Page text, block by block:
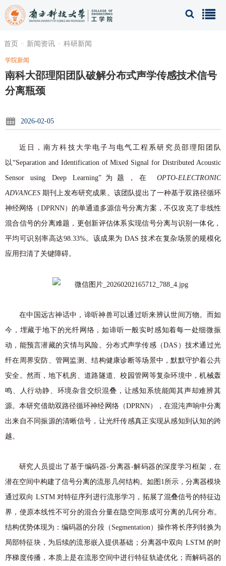
学院新闻
首页 新闻资讯 科研新闻
南科大邵理阳团队破解分布式声学传感技术信号
分离瓶颈
2026-02-05
近日，南方科技大学电子与电气工程系研究员邵理阳团队
以“Separation and Identification of Mixed Signal for Distributed Acoustic
Sensor using Deep Learning”为题，在 OPTO-ELECTRONIC
ADVANCES期刊上发布研究成果。该团队提出了一种基于双路径循环
神经网络（DPRNN）的单通道多源信号分离方案，不仅攻克了非线性
混合信号的分离难题，更创新评估体系实现信号分离与识别一体化，
平均可识别率高达98.33%。该成果为 DAS 技术在复杂场景的规模化
应用扫清了关键障碍。
在中国远古神话中，谛听神兽可以通过听来辨认世间万物。而如
今，埋藏于地下的光纤网络，如谛听一般实时感知着每一处细微振
动，能预言潜藏的灾情与风险。分布式声学传感（DAS）技术通过光
纤在周界安防、管网监测、结构健康诊断等场景中，默默守护着公共
安全。然而，地下机房、道路隧道、校园管网等复杂环境中，机械轰
鸣、人行动静、环境杂音交织混叠，让感知系统能闻其声却难辨其
源。本研究借助双路径循环神经网络（DPRNN），在混沌声响中分离
出来自不同振源的清晰信号，让光纤传感真正实现从感知到认知的跨
越。
研究人员提出了基于编码器-分离器-解码器的深度学习框架，在
潜在空间中构建了信号分离的流形几何结构。如图1所示，分离器模块
通过双向 LSTM 对特征序列进行流形学习，拓展了混叠信号的特征边
界，使原本线性不可分的混合分量在隐空间形成可分离的几何分布。
结构优势体现为：编码器的分段（Segmentation）操作将长序列转换为
局部特征块，为后续的流形嵌入提供基础；分离器中双向 LSTM 的时
序梯度传播，本质上是在流形空间中进行特征轨迹优化；而解码器的